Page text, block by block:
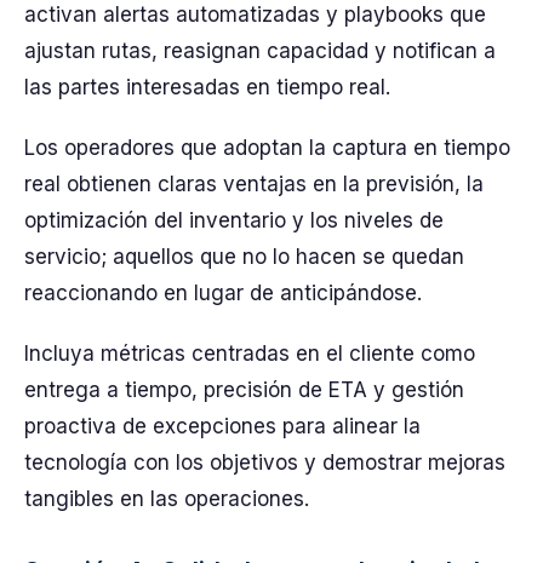
activan alertas automatizadas y playbooks que
ajustan rutas, reasignan capacidad y notifican a
las partes interesadas en tiempo real.
Los operadores que adoptan la captura en tiempo
real obtienen claras ventajas en la previsión, la
optimización del inventario y los niveles de
servicio; aquellos que no lo hacen se quedan
reaccionando en lugar de anticipándose.
Incluya métricas centradas en el cliente como
entrega a tiempo, precisión de ETA y gestión
proactiva de excepciones para alinear la
tecnología con los objetivos y demostrar mejoras
tangibles en las operaciones.